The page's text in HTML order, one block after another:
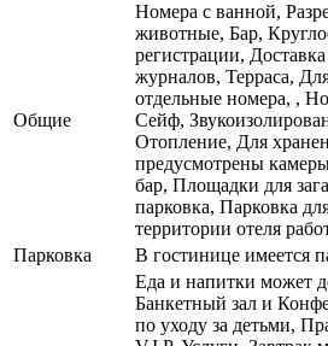
Общие
Номера с ванной,
животные, Бар,
регистрации,
журналов, Терраса,
отдельные номера, ,
Сейф,
Отопление, Для
предусмотрены
бар, Площадки для
парковка, Парковка
территории отеля
Парковка
В гостинице имеется
Еда и напитки может
Банкетный зал и
по уходу за детьми,